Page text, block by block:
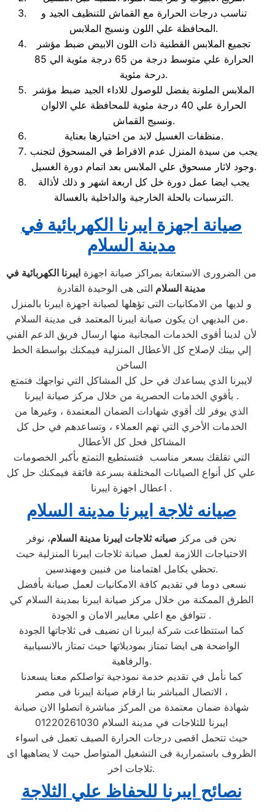
تناسب درجات الحرارة مع القماش للتنظيف الجيد و
المحافظة علي اللون ونسيج الملابس.
تجميع الملابس القطنية ذات اللون الابيض ضبط مؤشر
الحرارة علي متوسط درجة من 65 درجة مئوية الي 85
درحة مئوية.
الملابس الملونة يفضل للوصول للاداء الجيد ضبط مؤشر
الحرارة علي 40 درجة مئوية للمحافظة علي الالوان
ونسيج القماش.
منظفات الغسيل لابد من اختيارها بعناية.
يجب من سيدة المنزل عدم الافراط في المسحوق لتجنب
وجود لاثار مسحوق علي الملابس بعد اتمام دورة الغسيل.
يجب ايضا عمل دورة خل كل اربعة اشهر و ذلك لأذالة
الترسبات بالحلة الخارجية والداخلية بالغسالة.
صيانة اجهزة ايبرنا الكهربائية في
مدينة السلام
من الضرورى الاستعانة بمراكز صيانة اجهزة ايبرنا الكهربائية في
مدينة السلام التى هى الوحيدة القادرة
و لديها من الامكانيات التى تؤهلها لصيانة اجهزة ايبرنا بالمنزل
من البديهي ان يكون صيانة ايبرنا المعتمد فى مدينة السلام.
لأن لدينا أقوى الخدمات المجانية منها ارسال فريق الدعم الفني
إلي بيتك لإصلاح كل الأعطال المنزلية فيمكنك بواسطة الخط
الساخن
لايبرنا الذي يساعدك في حل كل المشاكل التي تواجهك فتمتع
بأقوي الخدمات الحصرية من خلال مركز صيانة ايبرنا .
الذي يوفر لك أقوي شهادات الضمان المعتمدة ، وغيرها من
الخدمات الأخري التي تهم العملاء ، وتساعدهم في حل كل
المشاكل فحل كل الأعطال
التي تقلقك بسعر مناسب فتستطيع التمتع بأكبر الخصومات
علي كل أنواع الصيانات المختلفة بسرعة فائقة فيمكنك حل كل
اعطال اجهزة ايبرنا .
صيانه ثلاجة ايبرنا مدينة السلام
نحن فى مركز صيانه ثلاجات ايبرنا مدينة السلام، نوفر
الاحتياجات اللازمة لعمل صيانة ثلاجات ايبرنا المنزلية حيث
تحظي بكامل اهتمامنا من فنيين ومهندسين.
نسعى دوما في تقديم كافة الامكانيات لعمل صيانة بأفضل
الطرق الممكنة من خلال مركز صيانة ايبرنا بمدينة السلام كي
تتوافق مع اعلي معايير الامان و الجودة .
كما استتطاعت شركة ايبرنا ان تضيف فى ثلاجاتها الجودة
الواضحة هى ايضا تمتاز بموديلاتها حيث تمتاز بالانسيابية
والرفاهية.
كما نأمل في تقديم خدمة نموذجية تواصلكم معنا يسعدنا
الاتصال المباشر بنا ارقام صيانة ايبرنا فى مصر ،
شهادة ضمان معتمدة من المركز مباشرة اتصلوا الان صيانة
ايبرنا للثلاجات في مدينة السلام 01220261030
حيث تتحمل اقصى درجات الحرارة الصيف تعمل فى اسواء
الظروف باستمرارية فى التشغيل المتواصل حيث لا يضاهيها اى
ثلاجات اخر.
نصائح ايبرنا للحفاظ علي الثلاجة